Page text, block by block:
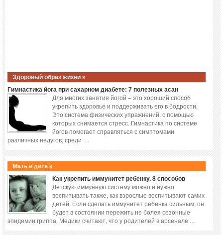
Здоровый образ жизни »
Гимнастика йога при сахарном диабете: 7 полезных асан
Для многих занятия йогой – это хороший способ
укрепить здоровье и поддерживать его в бодрости.
Это система физических упражнений, с помощью
которых снимается стресс. Гимнастика по системе
йогов помогает справляться с симптомами
различных недугов, среди …
Мать и дитя »
Как укрепить иммунитет ребенку. 8 способов
Детскую иммунную систему можно и нужно
воспитывать также, как взрослые воспитывают самих
детей. Если сделать иммунитет ребенка сильным, он
будет в состоянии пережить не болея сезонные
эпидемии гриппа. Медики считают, что у родителей в арсенале …